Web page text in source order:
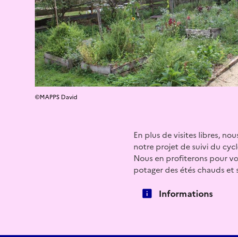
©MAPPS David
En plus de visites libres,
notre projet de suivi du
Nous en profiterons pour
potager des étés chauds et
Informations